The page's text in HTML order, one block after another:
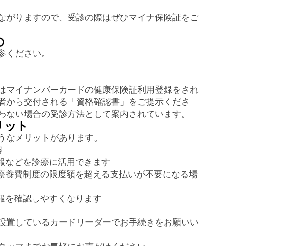
がりますので、受診の際はぜひマイナ保険証をご
ください。
マイナンバーカードの健康保険証利用登録をされ
から交付される「資格確認書」をご提示くださ
い場合の受診方法として案内されています。
ト
メリットがあります。
などを診療に活用できます
費制度の限度額を超える支払いが不要になる場
を確認しやすくなります
置しているカードリーダーでお手続きをお願いい